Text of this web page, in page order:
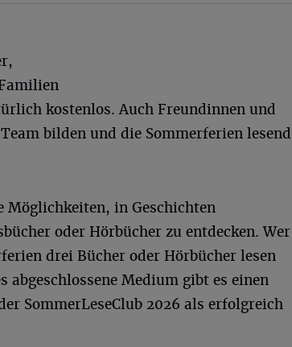
kostenlos. Auch Freundinnen und
bilden und die Sommerferien lesend
Möglichkeiten, in Geschichten
oder Hörbücher zu entdecken. Wer
drei Bücher oder Hörbücher lesen
abgeschlossene Medium gibt es einen
SommerLeseClub 2026 als erfolgreich